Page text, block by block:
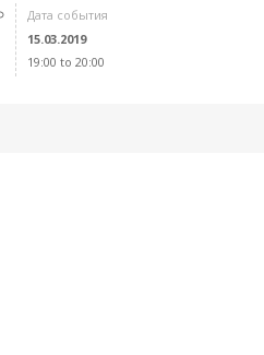
Дата события
15.03.2019
19:00 to 20:00